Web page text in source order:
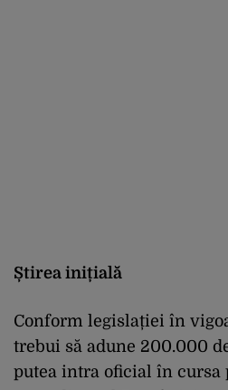
Știrea inițială
Conform legislației în
trebui să adune 200.000
putea intra oficial în cursa